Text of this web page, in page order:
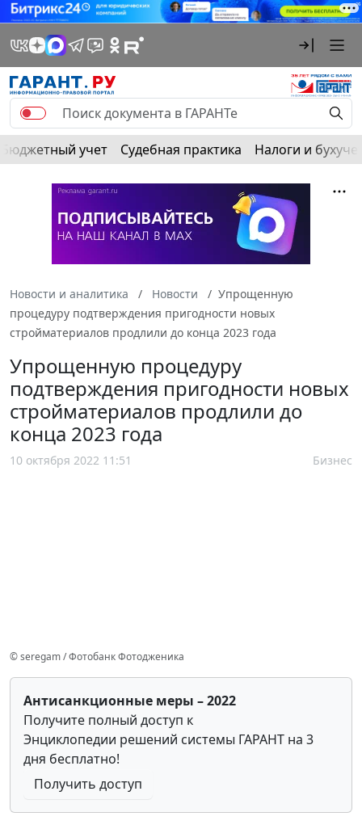
Бюджетный учет Судебная практика Налоги и
Новости и аналитика Новости
Упрощенную
процедуру подтверждения пригодности новых
стройматериалов продлили до конца 2023 года
Упрощенную процедуру
подтверждения пригодности новых
стройматериалов продлили до
конца 2023 года
10 октября 2022 11:51 Бизнес
© seregam / Фотобанк Фотодженика
Антисанкционные меры – 2022
Получите полный доступ к
Энциклопедии решений системы ГАРАНТ на 3
дня бесплатно!
Получить доступ